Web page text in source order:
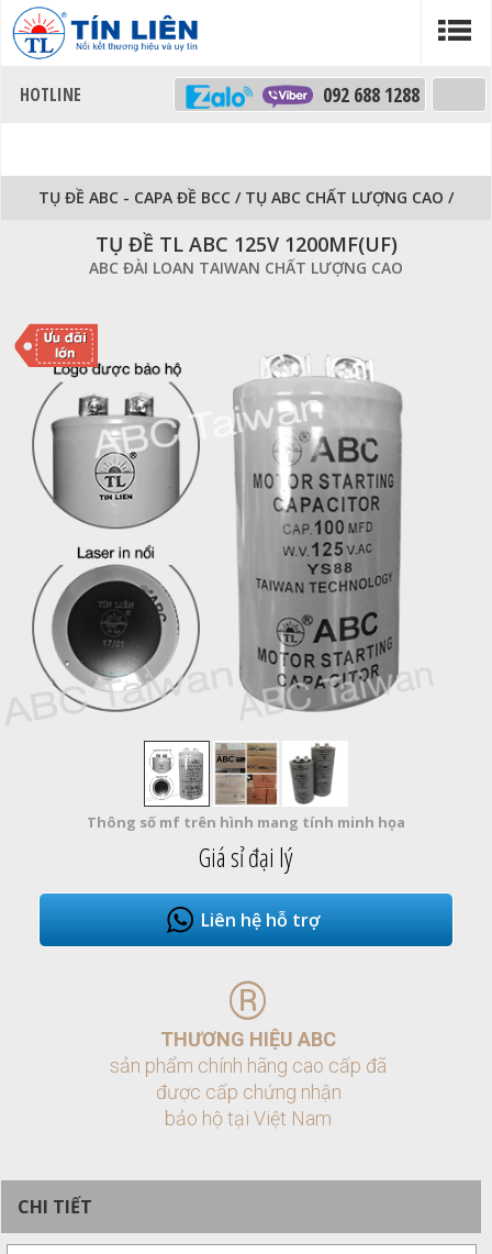
092 688 1288
TỤ ĐỀ ABC - CAPA ĐỀ BCC / TỤ ABC CHẤT LƯỢNG CAO /
TỤ ĐỀ TL ABC 125V 1200MF(UF)
ABC ĐÀI LOAN TAIWAN CHẤT LƯỢNG CAO
Thông số mf trên hình mang tính minh họa
Giá sỉ đại lý
Liên hệ hỗ trợ
®
THƯƠNG HIỆU ABC
sản phẩm chính hãng cao cấp đã
được cấp chứng nhận
bảo hộ tại Việt Nam
CHI TIẾT